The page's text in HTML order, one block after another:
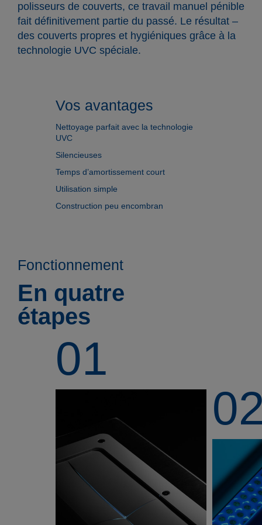
polisseurs de couverts, ce travail manuel pénible
fait définitivement partie du passé. Le résultat –
des couverts propres et hygiéniques grâce à la
technologie UVC spéciale.
Vos avantages
Nettoyage parfait avec la technologie
UVC
Silencieuses
Temps d’amortissement court
Utilisation simple
Construction peu encombran
Fonctionnement
En quatre
étapes
01